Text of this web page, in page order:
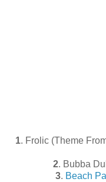
1. Frolic (Theme
2. Bubba
3. Beach